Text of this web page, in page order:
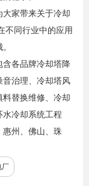
家带来关于冷却
不同行业中的应用
含各品牌冷却塔降
音治理、冷却塔风
替换维修、冷却
冷却系统工程
州、佛山、珠
厂